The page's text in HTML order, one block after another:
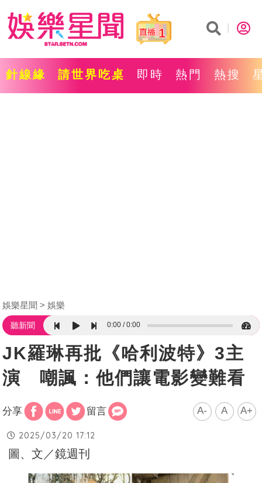
1
針線緣 請世界吃桌 即時 熱門 熱搜
娛樂星聞 娛樂
聽新聞 0:00 0:00
JK羅琳再批《哈利波特》3主
演 嘲諷：他們讓電影變難看
分享 留言 A- A A+
2025/03/20 17:12
圖、文／鏡週刊